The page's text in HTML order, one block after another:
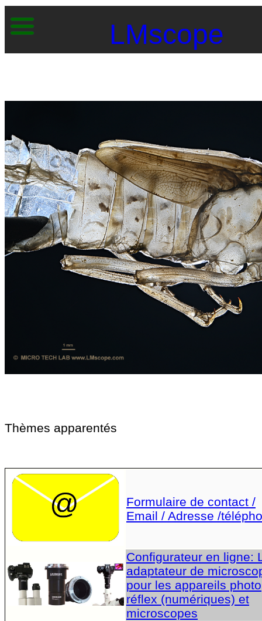
LMscope
Thèmes apparentés
Formulaire de contact /
Email / Adresse /
Configurateur en ligne:
adaptateur de
pour les appareils photo
réflex (numériques) et
microscopes